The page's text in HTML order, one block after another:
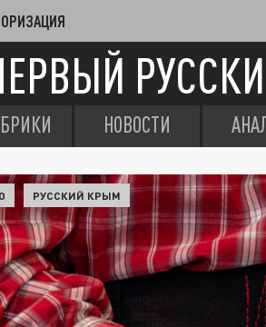
НОВОСТИ
РУССКИЙ КРЫМ